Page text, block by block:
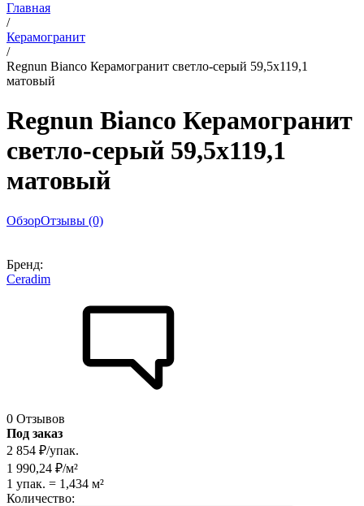
Главная
/
Керамогранит
/
Regnun Bianco Керамогранит светло-серый 59,5х119,1
матовый
Regnun Bianco Керамогранит
светло-серый 59,5х119,1
матовый
ОбзорОтзывы (0)
Бренд:
Ceradim
0 Отзывов
Под заказ
2 854 ₽/упак.
1 990,24 ₽/м²
1 упак. = 1,434 м²
Количество: